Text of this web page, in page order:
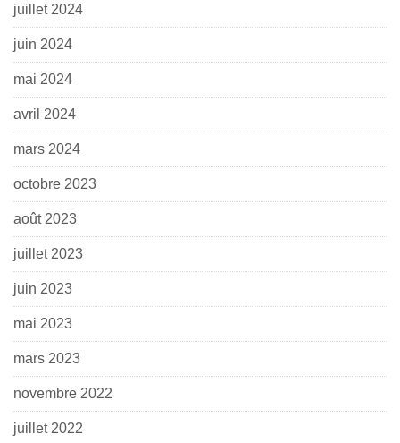
juillet 2024
juin 2024
mai 2024
avril 2024
mars 2024
octobre 2023
août 2023
juillet 2023
juin 2023
mai 2023
mars 2023
novembre 2022
juillet 2022